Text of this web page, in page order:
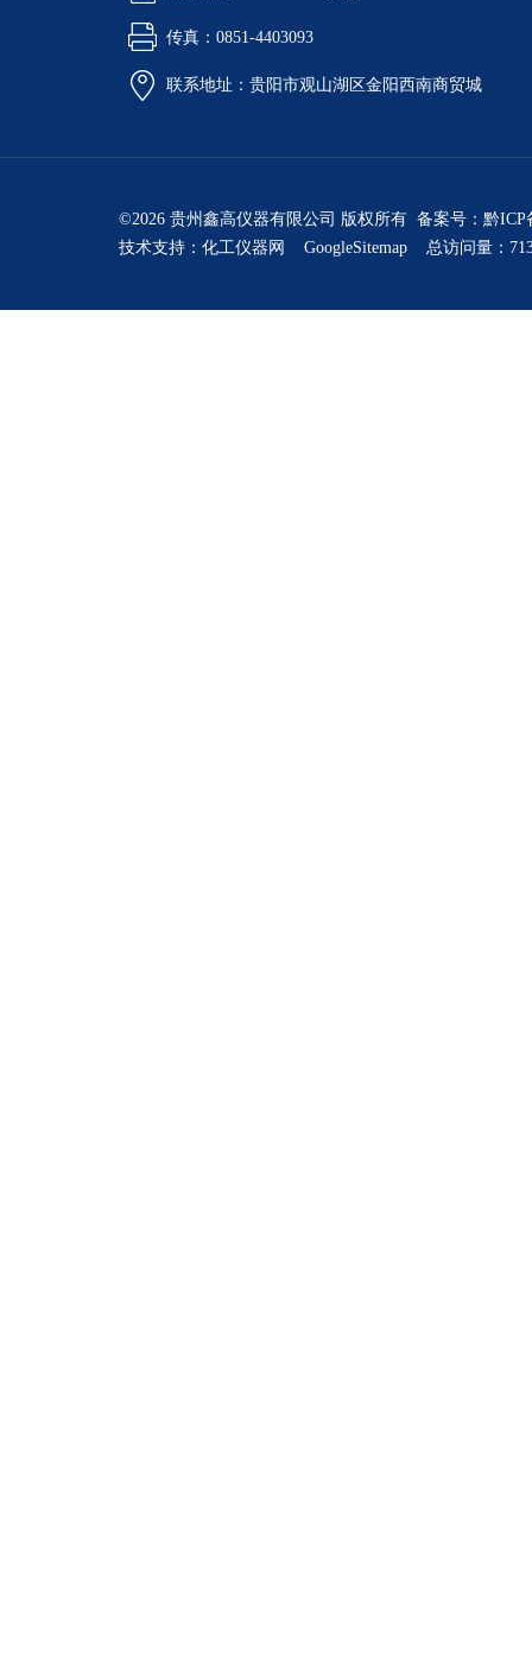
传真：0851-4403093
联系地址：贵阳市观山湖区金阳西南商贸城
©2026 贵州鑫高仪器有限公司 版权所有 备案号： 黔ICP
技术支持： 化工仪器网 GoogleSitemap 总访问量：